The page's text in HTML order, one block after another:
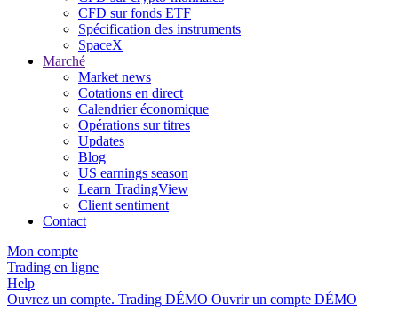
CFD sur fonds ETF
Spécification des instruments
SpaceX
Marché
Market news
Cotations en direct
Calendrier économique
Opérations sur titres
Updates
Blog
US earnings season
Learn TradingView
Client sentiment
Contact
Mon compte
Trading en ligne
Help
Ouvrez un compte. Trading DÉMO Ouvrir un compte DÉMO